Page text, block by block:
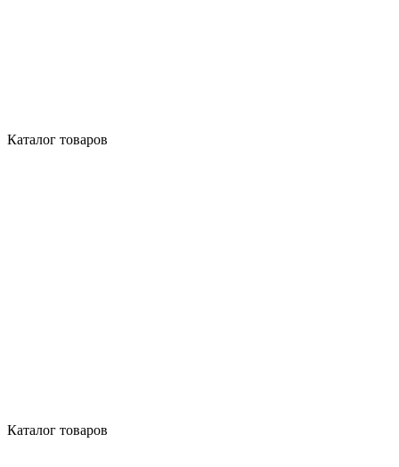
Каталог товаров
Каталог товаров